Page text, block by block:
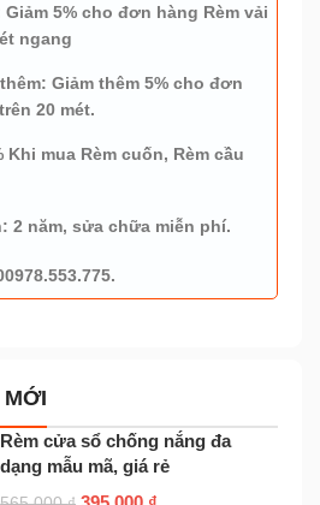
Giảm 5% cho đơn hàng Rèm vải
ngang
Giảm thêm 5% cho đơn
20 mét.
Khi mua Rèm cuốn, Rèm cầu
2 năm, sửa chữa miễn phí.
- TƯ VẤN MIỄN PHÍ
Rèm cửa sổ chống nắng đa
dạng mẫu mã, giá rẻ